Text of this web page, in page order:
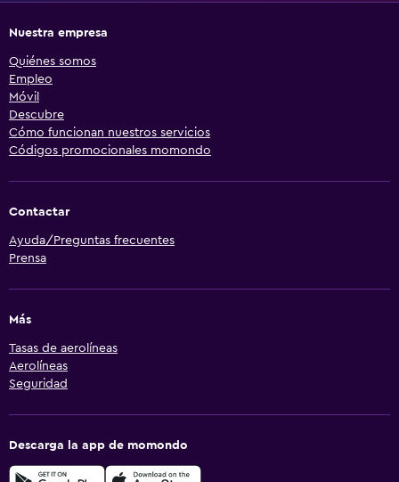
Nuestra empresa
Quiénes somos
Empleo
Móvil
Descubre
Cómo funcionan nuestros servicios
Códigos promocionales momondo
Contactar
Ayuda/Preguntas frecuentes
Prensa
Más
Tasas de aerolíneas
Aerolíneas
Seguridad
Descarga la app de momondo